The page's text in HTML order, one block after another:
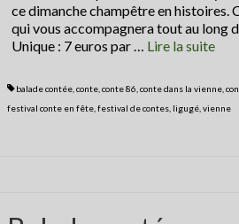
ce dimanche champêtre en histoires.
qui vous accompagnera tout au long
Unique : 7 euros par … Lire la suite­­
balade contée, conte, conte 86 conte dans la vienne,
festival conte en fête, festival de contes, ligugé, vienne